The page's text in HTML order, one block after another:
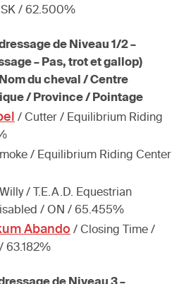
/ 62.500%
de Niveau 1/2 –
– Pas, trot et gallop)
du cheval / Centre
/ Province / Pointage
/ Cutter / Equilibrium Riding
/ Equilibrium Riding Center
/ T.E.A.D. Equestrian
/ ON / 65.455%
Abando / Closing Time /
63.182%